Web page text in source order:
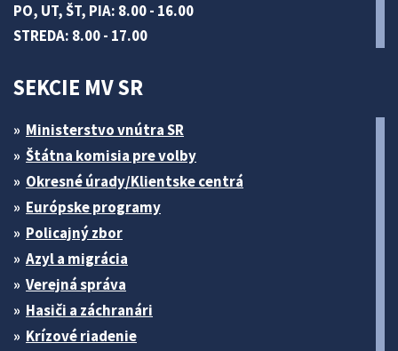
PO, UT, ŠT, PIA: 8.00 - 16.00
STREDA: 8.00 - 17.00
SEKCIE MV SR
Ministerstvo vnútra SR
Štátna komisia pre volby
Okresné úrady/Klientske centrá
Európske programy
Policajný zbor
Azyl a migrácia
Verejná správa
Hasiči a záchranári
Krízové riadenie